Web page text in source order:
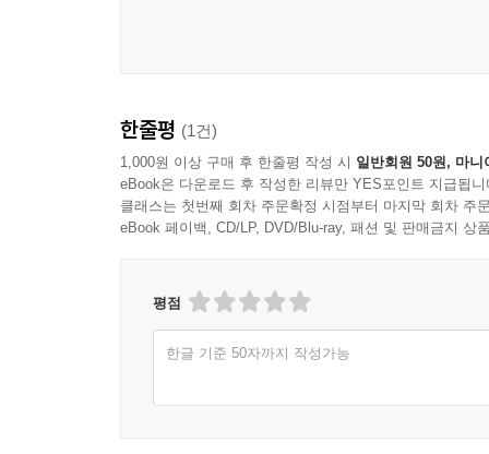
4. 한국 관료제는 국민으로부터 신망을 받는 기관
제3부 정당성 향상을 위한 새로운 모색
제8장 불확실성에 적합한 행정이론의 모색 : 능률
2. 능률의 개념
4. 능률주의 행정의 귀결
6. 가외성이 합리적인 근거
한줄평 (1건)
1,000원 이상 구매 후 한줄평 작성 시 일반회원 50원, 마니
eBook은 다운로드 후 작성한 리뷰만 YES포인트 지급됩니
클래스는 첫번째 회차 주문확정 시점부터 마지막 회차 주
eBook 페이백, CD/LP, DVD/Blu-ray, 패션 및 판매금지 상
평점
한글 기준 50자까지 작성가능